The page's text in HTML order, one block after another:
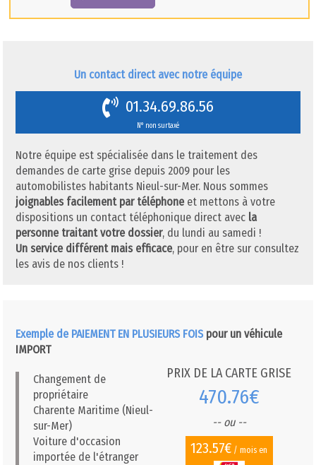
Un contact direct avec notre équipe
01.34.69.86.56
N° non surtaxé
Notre équipe est spécialisée dans le traitement des
demandes de carte grise depuis 2009 pour les
automobilistes habitants Nieul-sur-Mer. Nous sommes
joignables facilement par téléphone et mettons à votre
dispositions un contact téléphonique direct avec la
personne traitant votre dossier, du lundi au samedi !
Un service différent mais efficace, pour en être sur consultez
les avis de nos clients !
Exemple de PAIEMENT EN PLUSIEURS FOIS pour un véhicule
IMPORT
Changement de
propriétaire
Charente Maritime (Nieul-
sur-Mer)
Voiture d'occasion
importée de l'étranger
PRIX DE LA CARTE GRISE
470.76€
-- ou --
123.57€ / mois en